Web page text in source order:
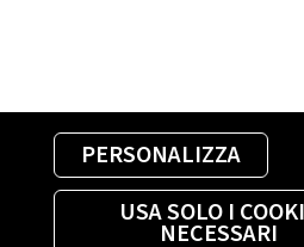
PERSONALIZZA
USA SOLO I
NECESSARI